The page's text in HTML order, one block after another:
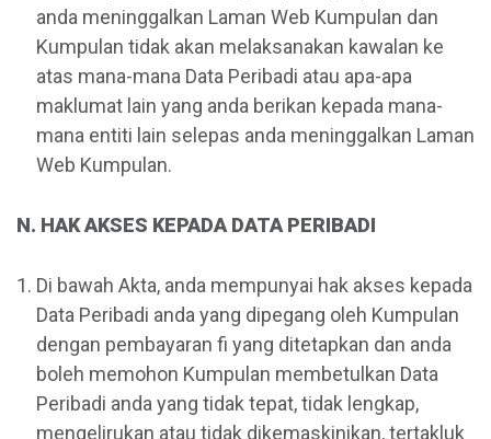
anda meninggalkan Laman Web Kumpulan dan
Kumpulan tidak akan melaksanakan kawalan ke
atas mana-mana Data Peribadi atau apa-apa
maklumat lain yang anda berikan kepada mana-
mana entiti lain selepas anda meninggalkan Laman
Web Kumpulan.
N. HAK AKSES KEPADA DATA PERIBADI
Di bawah Akta, anda mempunyai hak akses kepada
Data Peribadi anda yang dipegang oleh Kumpulan
dengan pembayaran fi yang ditetapkan dan anda
boleh memohon Kumpulan membetulkan Data
Peribadi anda yang tidak tepat, tidak lengkap,
mengelirukan atau tidak dikemaskinikan, tertakluk